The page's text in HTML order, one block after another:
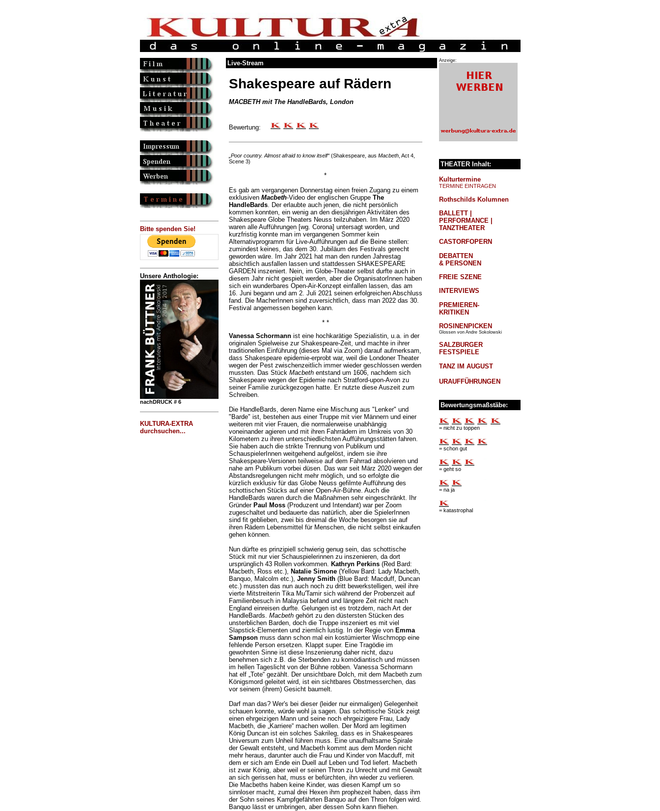
Bitte spenden Sie!
Unsere Anthologie:
nachDRUCK # 6
KULTURA-EXTRA
durchsuchen...
Live-Stream
Shakespeare auf Rädern
MACBETH mit The HandleBards, London
Bewertung:
„Poor country. Almost afraid to know itself“(Shakespeare, aus Macbeth, Act 4,
Scene 3)
*
Es gab am vergangenen Donnerstag einen freien Zugang zu einem
exklusiven Macbeth-Video der englischen Gruppe The
HandleBards. Der erlaubte auch jenen, die nicht persönlich
kommen konnten, ein wenig an den diesjährigen Aktivitäten des
Shakespeare Globe Theaters Neuss teilzuhaben. Im März 2020
waren alle Aufführungen [wg. Corona] untersagt worden, und
kurzfristig konnte man im vergangenen Sommer kein
Alternativprogramm für Live-Aufführungen auf die Beine stellen:
zumindest keines, das dem 30. Jubiläum des Festivals gerecht
geworden wäre. Im Jahr 2021 hat man den runden Jahrestag
absichtlich ausfallen lassen und stattdessen SHAKESPEARE
GARDEN inszeniert. Nein, im Globe-Theater selbst durfte auch in
diesem Jahr nicht gespielt werden, aber die OrganisatorInnen haben
sich ein wunderbares Open-Air-Konzept einfallen lassen, das am
16. Juni begann und am 2. Juli 2021 seinen erfolgreichen Abschluss
fand. Die MacherInnen sind zuversichtlich, dass man 2022 das 30.
Festival angemessen begehen kann.
* *
Vanessa Schormannist eine hochkarätige Spezialistin, u.a. in der
originalen Spielweise zur Shakespeare-Zeit, und machte in ihrer
traditionellen Einführung (dieses Mal via Zoom) darauf aufmerksam,
dass Shakespeare epidemie-erprobt war, weil die Londoner Theater
wegen der Pest zwischenzeitlich immer wieder geschlossen werden
mussten. Das Stück Macbethentstand um 1606, nachdem sich
Shakespeare wegen der Epidemie nach Stratford-upon-Avon zu
seiner Familie zurückgezogen hatte. Er nutzte diese Auszeit zum
Schreiben.
Die HandleBards, deren Name eine Mischung aus "Lenker" und
"Barde" ist, bestehen aus einer Truppe mit vier Männern und einer
weiteren mit vier Frauen, die normalerweise unabhängig
voneinander agieren und mit ihren Fahrrädern im Umkreis von 30
Kilometern zu ihren unterschiedlichsten Aufführungsstätten fahren.
Sie haben auch die strikte Trennung von Publikum und
SchauspielerInnen weitgehend aufgelöst, indem sie ihre
Shakespeare-Versionen teilweise auf dem Fahrrad absolvieren und
nahe am Publikum vorbei düsen. Das war seit März 2020 wegen der
Abstandsregelungen nicht mehr möglich, und so erfolgte die
kürzlich exklusiv für das Globe Neuss gefilmte Aufführung des
schottischen Stücks auf einer Open-Air-Bühne. Auch die
HandleBards waren durch die Maßnahmen sehr eingeschränkt. Ihr
Gründer Paul Moss(Produzent und Intendant) war per Zoom
zugeschaltet und bedauerte das natürlich, aber die SpielerInnen
sind fit geblieben, zwei bis dreimal die Woche besorgen sie auf
ihren Rädern Lebensmittel für Menschen, die nicht selbst einkaufen
gehen können.
Nun dürfte es prinzipiell schwierig genug sein, das schottische
Stück mit nur vier Schauspielerinnen zu inszenieren, da dort
ursprünglich 43 Rollen vorkommen. Kathryn Perkins(Red Bard:
Macbeth, Ross etc.), Natalie Simone(Yellow Bard: Lady Macbeth,
Banquo, Malcolm etc.), Jenny Smith(Blue Bard: Macduff, Duncan
etc.) mussten das nun auch noch zu dritt bewerkstelligen, weil ihre
vierte Mitstreiterin Tika Mu'Tamir sich während der Probenzeit auf
Familienbesuch in Malaysia befand und längere Zeit nicht nach
England einreisen durfte. Gelungen ist es trotzdem, nach Art der
HandleBards. Macbethgehört zu den düstersten Stücken des
unsterblichen Barden, doch die Truppe inszeniert es mit viel
Slapstick-Elementen und ziemlich lustig. In der Regie von Emma
Sampsonmuss dann schon mal ein kostümierter Wischmopp eine
fehlende Person ersetzen. Klappt super. Eine Tragödie im
gewohnten Sinne ist diese Inszenierung daher nicht, dazu
benehmen sich z.B. die Sterbenden zu komödiantisch und müssen
im hellen Tageslicht von der Bühne robben. Vanessa Schormann
hat elf „Tote“ gezählt. Der unsichtbare Dolch, mit dem Macbeth zum
Königsmord geleitet wird, ist ein sichtbares Obstmesserchen, das
vor seinem (ihrem) Gesicht baumelt.
Darf man das? Wer's bei dieser (leider nur einmaligen) Gelegenheit
schauen konnte, würde wohl ja sagen. Das schottische Stück zeigt
einen ehrgeizigen Mann und seine noch ehrgeizigere Frau, Lady
Macbeth, die „Karriere“ machen wollen. Der Mord am legitimen
König Duncan ist ein solches Sakrileg, dass es in Shakespeares
Universum zum Unheil führen muss. Eine unaufhaltsame Spirale
der Gewalt entsteht, und Macbeth kommt aus dem Morden nicht
mehr heraus, darunter auch die Frau und Kinder von Macduff, mit
dem er sich am Ende ein Duell auf Leben und Tod liefert. Macbeth
ist zwar König, aber weil er seinen Thron zu Unrecht und mit Gewalt
an sich gerissen hat, muss er befürchten, ihn wieder zu verlieren.
Die Macbeths haben keine Kinder, was diesen Kampf um so
sinnloser macht, zumal drei Hexen ihm prophezeit haben, dass ihm
der Sohn seines Kampfgefährten Banquo auf den Thron folgen wird.
Banquo lässt er umbringen, aber dessen Sohn kann fliehen.
Anzeige:
THEATER Inhalt:
Kulturtermine
TERMINE EINTRAGEN
Rothschilds Kolumnen
BALLETT |
PERFORMANCE |
TANZTHEATER
CASTORFOPERN
DEBATTEN
& PERSONEN
FREIE SZENE
INTERVIEWS
PREMIEREN-
KRITIKEN
ROSINENPICKEN
Glossen von Andre Sokolowski
SALZBURGER
FESTSPIELE
TANZ IM AUGUST
URAUFFÜHRUNGEN
Bewertungsmaßstäbe:
= nicht zu toppen
= schon gut
= geht so
= na ja
= katastrophal